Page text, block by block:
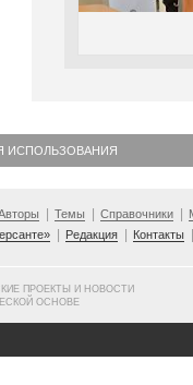
ИСПОЛЬЗОВАНИЯ
Темы Справочники
Редакция Контакты
ПРОЕКТЫ И НОВОСТИ
ОСНОВЕ